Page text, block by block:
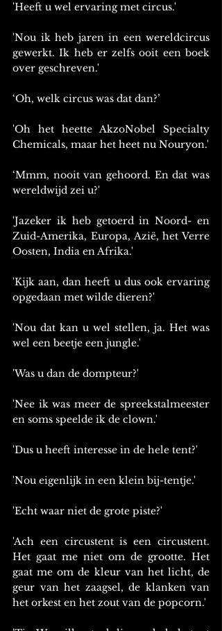
'Heeft u wel ervaring met circus.'
'Nou ik heb jaren in een wereldcircus
gewerkt. Ik heb er zelfs ooit een boek
over geschreven.'
‘Oh, welk circus was dat dan?’
'Oh het heette AkzoNobel Specialty
Chemicals, maar het heet nu Nouryon.'
‘Mmm, nooit van gehoord. En dat was
wereldwijd zei u?'
'Jazeker ik heb getoerd in Noord- en
Zuid-Amerika, Europa, Azië, het Verre
Oosten, India en Afrika.'
'Kijk aan, dan heeft u dus ook ervaring
opgedaan met wilde dieren?'
'Nou dat kan u wel stellen, ja. Het was
wel een beetje een jungle.'
'Was u dan de dompteur?'
'Nee ik was meer de spreekstalmeester
en soms speelde ik de clown.'
'Dus u heeft interesse in de hele tent?'
'Nou eigenlijk in een klein bij-tentje.'
'Echt waar niet de grote piste?'
'Ach een circustent is een circustent.
Het gaat me niet om de grootte. Het
gaat me om de kleur van het licht, de
geur van het zaagsel, de klanken van
het orkest en het zout van de popcorn.'